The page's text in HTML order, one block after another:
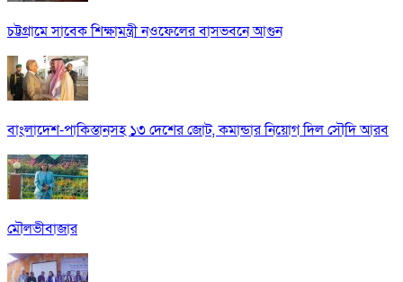
চট্টগ্রামে সাবেক শিক্ষামন্ত্রী নওফেলের বাসভবনে আগুন
বাংলাদেশ-পাকিস্তানসহ ১৩ দেশের জোট, কমান্ডার নিয়োগ দিল সৌদি আরব
মৌলভীবাজার